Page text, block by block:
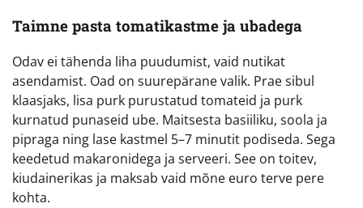
Taimne pasta tomatikastme ja ubadega
Odav ei tähenda liha puudumist, vaid nutikat
asendamist. Oad on suurepärane valik. Prae sibul
klaasjaks, lisa purk purustatud tomateid ja purk
kurnatud punaseid ube. Maitsesta basiiliku, soola ja
pipraga ning lase kastmel 5–7 minutit podiseda. Sega
keedetud makaronidega ja serveeri. See on toitev,
kiudainerikas ja maksab vaid mõne euro terve pere
kohta.